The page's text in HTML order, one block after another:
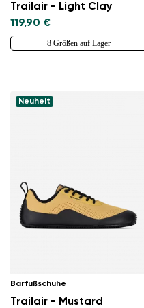
Land ändern
Trailair - Light Clay
119,90 €
8 Größen auf Lager
Neuheit
Barfußschuhe
Trailair - Mustard